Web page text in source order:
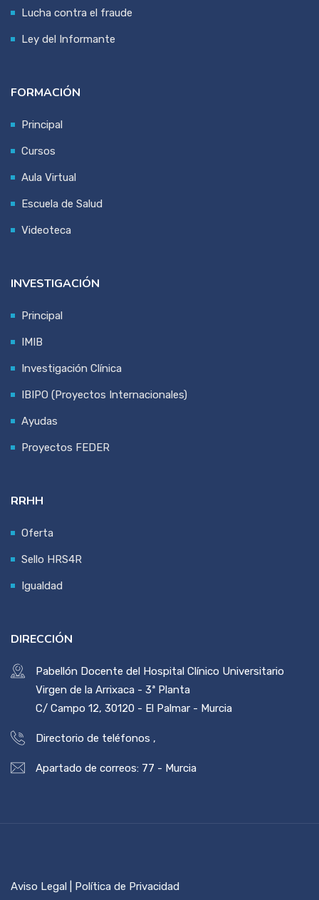
Lucha contra el fraude
Ley del Informante
FORMACIÓN
Principal
Cursos
Aula Virtual
Escuela de Salud
Videoteca
INVESTIGACIÓN
Principal
IMIB
Investigación Clínica
IBIPO (Proyectos Internacionales)
Ayudas
Proyectos FEDER
RRHH
Oferta
Sello HRS4R
Igualdad
DIRECCIÓN
Pabellón Docente del Hospital Clínico Universitario
Virgen de la Arrixaca - 3ª Planta
C/ Campo 12, 30120 - El Palmar - Murcia
Directorio de teléfonos ,
Apartado de correos: 77 - Murcia
Aviso Legal | Política de Privacidad